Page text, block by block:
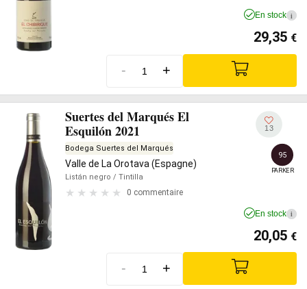
En stock i
29,35 €
- +
Suertes del Marqués El
Esquilón 2021
Bodega Suertes del Marqués
Valle de La Orotava (Espagne)
Listán negro / Tintilla
0 commentaire
13
95
PARKER
En stock i
20,05 €
- +